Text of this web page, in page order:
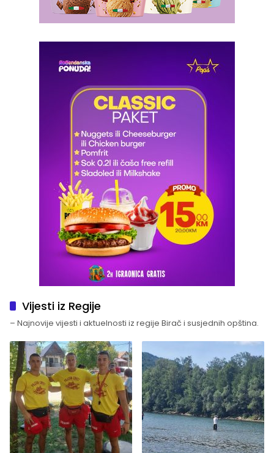
Vijesti iz Regije
– Najnovije vijesti i aktuelnosti iz regije Birač i susjednih opština.